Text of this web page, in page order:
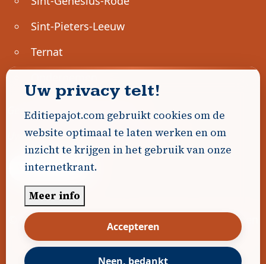
Sint-Pieters-Leeuw
Ternat
Geen advertenties gevonden.
Uw advertentie hier? Contacteer ons!
Word Partner!
© 2026 Editiepajot.com
Algemene voorwaarden
|Disclaimer Privacybeleid Cookiebeleid|
Gerealiseerd doorDavidHosse.net
Uw privacy telt!
Editiepajot.com gebruikt cookies om de
website optimaal te laten werken en om
inzicht te krijgen in het gebruik van onze
internetkrant.
Meer info
Accepteren
Neen, bedankt